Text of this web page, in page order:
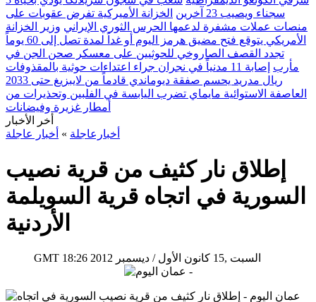
سجناء ويصيب 23 آخرين
الخزانة الأميركية تفرض عقوبات على
منصات عملات مشفرة لدعمها الحرس الثوري الإيراني وزير الخزانة
الأمريكي يتوقع فتح مضيق هرمز اليوم أو غداً لمدة تصل إلى 60 يوماً
تجدد القصف الصاروخي للحوثيين على معسكر صحن الجن في
مأرب إصابة 11 مدنياً في نجران جراء اعتداءات حوثية بالمقذوفات
ريال مدريد يحسم صفقة ديوماندي قادماً من لايبزيغ حتى 2033
العاصفة الاستوائية مايماي تضرب اليابسة في الفلبين وتحذيرات من
أمطار غزيرة وفيضانات
أخر الأخبار
أخبارعاجلة » أخبار عاجلة
إطلاق نار كثيف من قرية نصيب
السورية في اتجاه قرية السويلمة
الأردنية
GMT 18:26 2012 السبت ,15 كانون الأول / ديسمبر